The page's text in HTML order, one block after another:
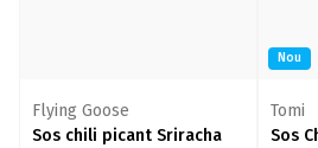
Flying Goose
Sos chili picant Sriracha
Nou
Tomi
Sos